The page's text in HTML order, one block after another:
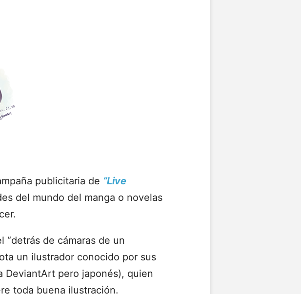
publicitaria de “Live
del mundo del manga o novelas
de cámaras de un
un ilustrador conocido por sus
DeviantArt pero japonés), quien
toda buena ilustración.